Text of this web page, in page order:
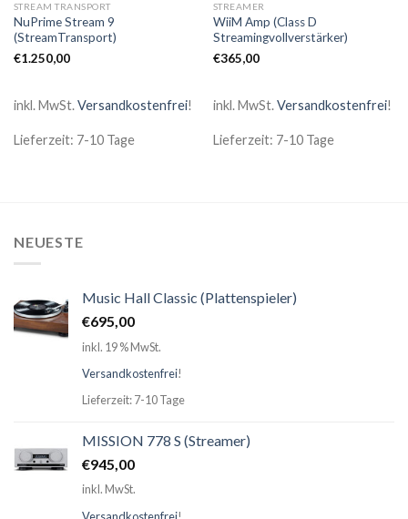
STREAM TRANSPORT
NuPrime Stream 9
(StreamTransport)
€1.250,00
inkl. MwSt.Versandkostenfrei!
Lieferzeit: 7-10 Tage
STREAMER
WiiM Amp (Class D
Streamingvollverstärker)
€365,00
inkl. MwSt.Versandkostenfrei!
Lieferzeit: 7-10 Tage
NEUESTE
Music Hall Classic (Plattenspieler)
€695,00
inkl. 19 % MwSt.
Versandkostenfrei!
Lieferzeit: 7-10 Tage
MISSION 778 S (Streamer)
€945,00
inkl. MwSt.
Versandkostenfrei!